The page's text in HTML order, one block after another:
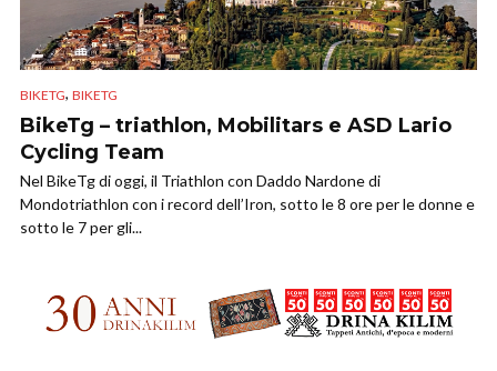
BIKETG, BIKETG
BikeTg – triathlon, Mobilitars e ASD Lario
Cycling Team
Nel BikeTg di oggi, il Triathlon con Daddo Nardone di
Mondotriathlon con i record dell’Iron, sotto le 8 ore per le donne e
sotto le 7 per gli...